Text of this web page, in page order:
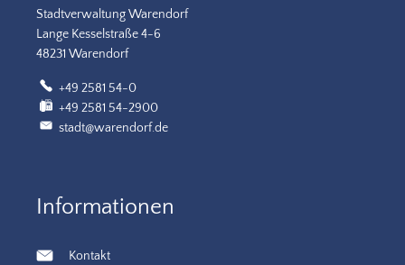
Stadtverwaltung Warendorf
Lange Kesselstraße 4-6
48231 Warendorf
+49 2581 54-0
+49 2581 54-2900
stadt@warendorf.de
Informationen
Kontakt